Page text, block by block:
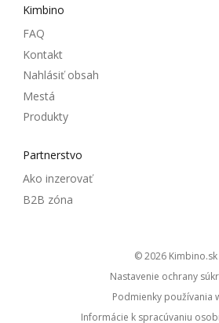
Kimbino
FAQ
Kontakt
Nahlásiť obsah
Mestá
Produkty
Partnerstvo
Ako inzerovať
B2B zóna
© 2026
kimbino.sk
Nastavenie ochrany
Podmienky používania
Informácie k spracúvaniu